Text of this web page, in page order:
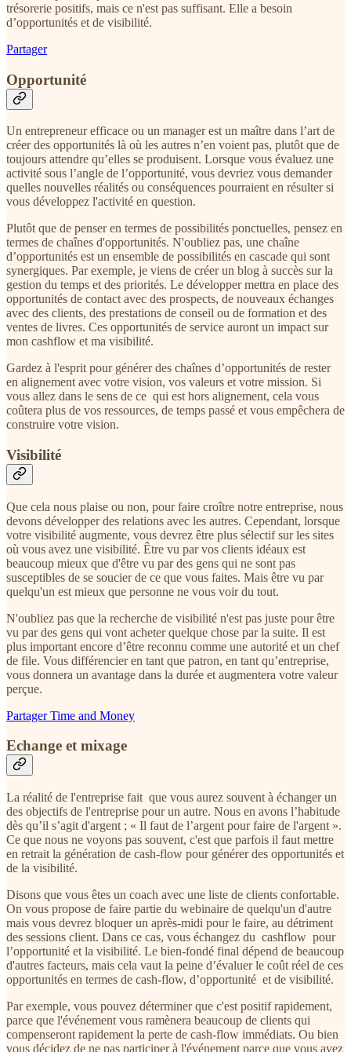
trésorerie positifs, mais ce n'est pas suffisant. Elle a besoin
d’opportunités et de visibilité.
Partager
Opportunité
Un entrepreneur efficace ou un manager est un maître dans l’art de
créer des opportunités là où les autres n’en voient pas, plutôt que de
toujours attendre qu’elles se produisent. Lorsque vous évaluez une
activité sous l’angle de l’opportunité, vous devriez vous demander
quelles nouvelles réalités ou conséquences pourraient en résulter si
vous développez l'activité en question.
Plutôt que de penser en termes de possibilités ponctuelles, pensez en
termes de chaînes d'opportunités. N'oubliez pas, une chaîne
d’opportunités est un ensemble de possibilités en cascade qui sont
synergiques. Par exemple, je viens de créer un blog à succès sur la
gestion du temps et des priorités. Le développer mettra en place des
opportunités de contact avec des prospects, de nouveaux échanges
avec des clients, des prestations de conseil ou de formation et des
ventes de livres. Ces opportunités de service auront un impact sur
mon cashflow et ma visibilité.
Gardez à l'esprit pour générer des chaînes d’opportunités de rester
en alignement avec votre vision, vos valeurs et votre mission. Si
vous allez dans le sens de ce qui est hors alignement, cela vous
coûtera plus de vos ressources, de temps passé et vous empêchera de
construire votre vision.
Visibilité
Que cela nous plaise ou non, pour faire croître notre entreprise, nous
devons développer des relations avec les autres. Cependant, lorsque
votre visibilité augmente, vous devrez être plus sélectif sur les sites
où vous avez une visibilité. Être vu par vos clients idéaux est
beaucoup mieux que d'être vu par des gens qui ne sont pas
susceptibles de se soucier de ce que vous faites. Mais être vu par
quelqu'un est mieux que personne ne vous voir du tout.
N'oubliez pas que la recherche de visibilité n'est pas juste pour être
vu par des gens qui vont acheter quelque chose par la suite. Il est
plus important encore d’être reconnu comme une autorité et un chef
de file. Vous différencier en tant que patron, en tant qu’entreprise,
vous donnera un avantage dans la durée et augmentera votre valeur
perçue.
Partager Time and Money
Echange et mixage
La réalité de l'entreprise fait que vous aurez souvent à échanger un
des objectifs de l'entreprise pour un autre. Nous en avons l’habitude
dès qu’il s’agit d'argent ; « Il faut de l’argent pour faire de l'argent ».
Ce que nous ne voyons pas souvent, c'est que parfois il faut mettre
en retrait la génération de cash-flow pour générer des opportunités et
de la visibilité.
Disons que vous êtes un coach avec une liste de clients confortable.
On vous propose de faire partie du webinaire de quelqu'un d'autre
mais vous devrez bloquer un après-midi pour le faire, au détriment
des sessions client. Dans ce cas, vous échangez du cashflow pour
l’opportunité et la visibilité. Le bien-fondé final dépend de beaucoup
d'autres facteurs, mais cela vaut la peine d’évaluer le coût réel de ces
opportunités en termes de cash-flow, d’opportunité et de visibilité.
Par exemple, vous pouvez déterminer que c'est positif rapidement,
parce que l'événement vous ramènera beaucoup de clients qui
compenseront rapidement la perte de cash-flow immédiats. Ou bien
vous décidez de ne pas participer à l'événement parce que vous avez